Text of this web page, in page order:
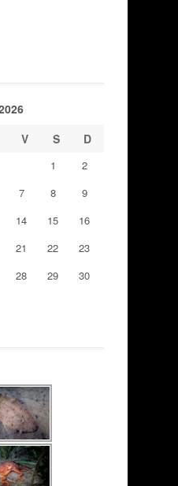
V S D
1
2
7 8
9
14 15
16
21 22
23
28 29
30